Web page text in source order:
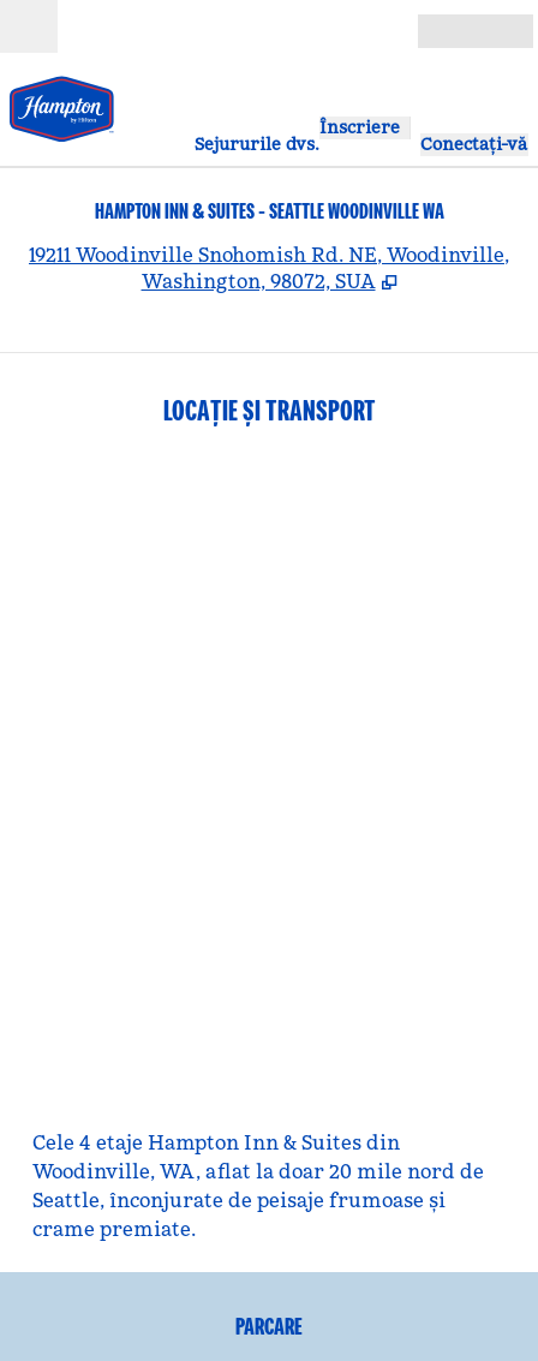
Sejururile dvs.
Înscriere
Conectați-vă
HAMPTON INN & SUITES - SEATTLE WOODINVILLE WA
19211 Woodinville Snohomish Rd. NE, Woodinville,
Washington, 98072, SUA
LOCAȚIE ȘI TRANSPORT
Cele 4 etaje Hampton Inn & Suites din
Woodinville, WA, aflat la doar 20 mile nord de
Seattle, înconjurate de peisaje frumoase și
crame premiate.
PARCARE